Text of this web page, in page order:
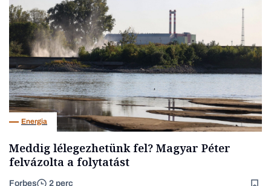
Energia
Meddig lélegezhetünk fel? Magyar Péter
felvázolta a folytatást
Forbes 2 perc